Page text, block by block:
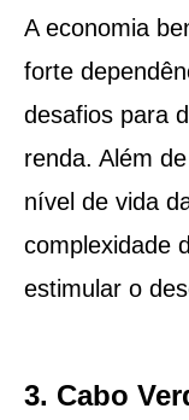
A economia
forte
desafios para
renda. Além
nível de vida
complexidade
estimular o
3. Cabo